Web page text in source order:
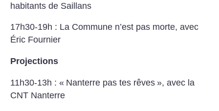
habitants de Saillans
17h30-19h : La Commune n’est pas morte, avec
Éric Fournier
Projections
11h30-13h : « Nanterre pas tes rêves », avec la
CNT Nanterre